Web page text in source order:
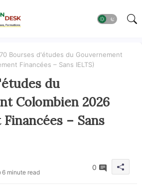
70 Bourses d'études du Gouvernement
Financées – Sans IELTS)
du
Colombien 2026
– Sans
6 minute read
0